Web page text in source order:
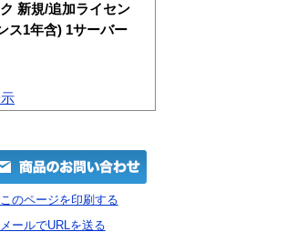
新規/追加ライセン
ス1年含) 1サーバー
のページを印刷する
ールでURLを送る